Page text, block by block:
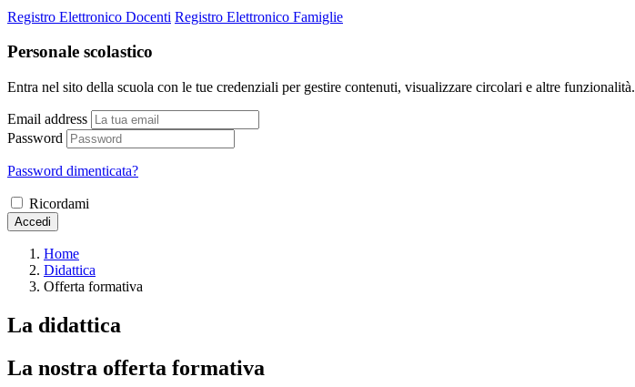
Registro Elettronico Docenti Registro Elettronico Famiglie
Personale scolastico
Entra nel sito della scuola con le tue credenziali per gestire contenuti, visualizzare circolari e altre funzionalità.
Email address
Password
Password dimenticata?
Ricordami
Accedi
Home
Didattica
Offerta formativa
La didattica
La nostra offerta formativa